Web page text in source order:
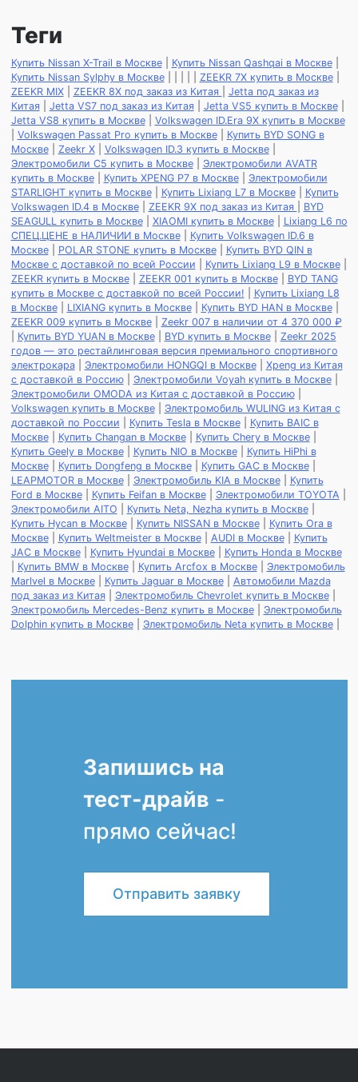
Теги
Купить Nissan X-Trail в Москве| Купить Nissan Qashqai в Москве|
Купить Nissan Sylphy в Москве| ZEEKR 7X купить в Москве|
ZEEKR MIX| ZEEKR 8X под заказ из Китая
Jetta под заказ из
Китая
Jetta VS7 под заказ из Китая Jetta VS5 купить в Москве|
Jetta VS8 купить в Москве| Volkswagen ID.Era 9X купить в Москве
Volkswagen Passat Pro купить в Москве| Купить BYD SONG в
Москве| Zeekr X| Volkswagen ID.3 купить в Москве|
Электромобили С5 купить в Москве| Электромобили AVATR
купить в Москве| Купить XPENG P7 в Москве| Электромобили
STARLIGHT купить в Москве| Купить Lixiang L7 в Москве| Купить
Volkswagen ID.4 в Москве| ZEEKR 9X под заказ из Китая
BYD
SEAGULL купить в Москве| XIAOMI купить в Москве| Lixiang L6 по
СПЕЦ.ЦЕНЕ в НАЛИЧИИ в Москве| Купить Volkswagen ID.6 в
Москве| POLAR STONE купить в Москве| Купить BYD QIN в
Москве с доставкой по всей России
Купить Lixiang L9 в Москве|
ZEEKR купить в Москве| ZEEKR 001 купить в Москве| BYD TANG
купить в Москве с доставкой по всей России!
Купить Lixiang L8
в Москве| LIXIANG купить в Москве| Купить BYD HAN в Москве|
ZEEKR 009 купить в Москве| Zeekr 007 в наличии от 4 370 000 ₽
Купить BYD YUAN в Москве| BYD купить в Москве| Zeekr 2025
годов — это рестайлинговая версия премиального спортивного
электрокара
Электромобили HONGQI в Москве| Xpeng из Китая
с доставкой в Россию| Электромобили Voyah купить в Москве|
Электромобили OMODA из Китая с доставкой в Россию|
Volkswagen купить в Москве| Электромобиль WULING из Китая с
доставкой по России
Купить Tesla в Москве| Купить BAIC в
Москве| Купить Changan в Москве| Купить Chery в Москве|
Купить Geely в Москве| Купить NIO в Москве| Купить HiPhi в
Москве| Купить Dongfeng в Москве| Купить GAC в Москве|
LEAPMOTOR в Москве| Электромобиль KIA в Москве| Купить
Ford в Москве| Купить Feifan в Москве| Электромобили TOYOTA
Электромобили AITO
Купить Neta, Nezha купить в Москве|
Купить Hycan в Москве| Купить NISSAN в Москве| Купить Ora в
Москве| Купить Weltmeister в Москве| AUDI в Москве| Купить
JAC в Москве| Купить Hyundai в Москве| Купить Honda в Москве
Купить BMW в Москве| Купить Arcfox в Москве| Электромобиль
Marlvel в Москве| Купить Jaguar в Москве| Автомобили Mazda
под заказ из Китая
Электромобиль Chevrolet купить в Москве|
Электромобиль Mercedes-Benz купить в Москве| Электромобиль
Dolphin купить в Москве| Электромобиль Neta купить в Москве|
Запишись на
тест-драйв -
прямо сейчас!
Отправить заявку